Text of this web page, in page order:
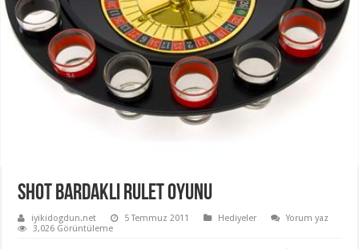
Shot Bardaklı Rulet Oyunu
iyikidogdun.net 5 Temmuz 2011 Hediyeler
Yorum yaz
3,026 Görüntüleme